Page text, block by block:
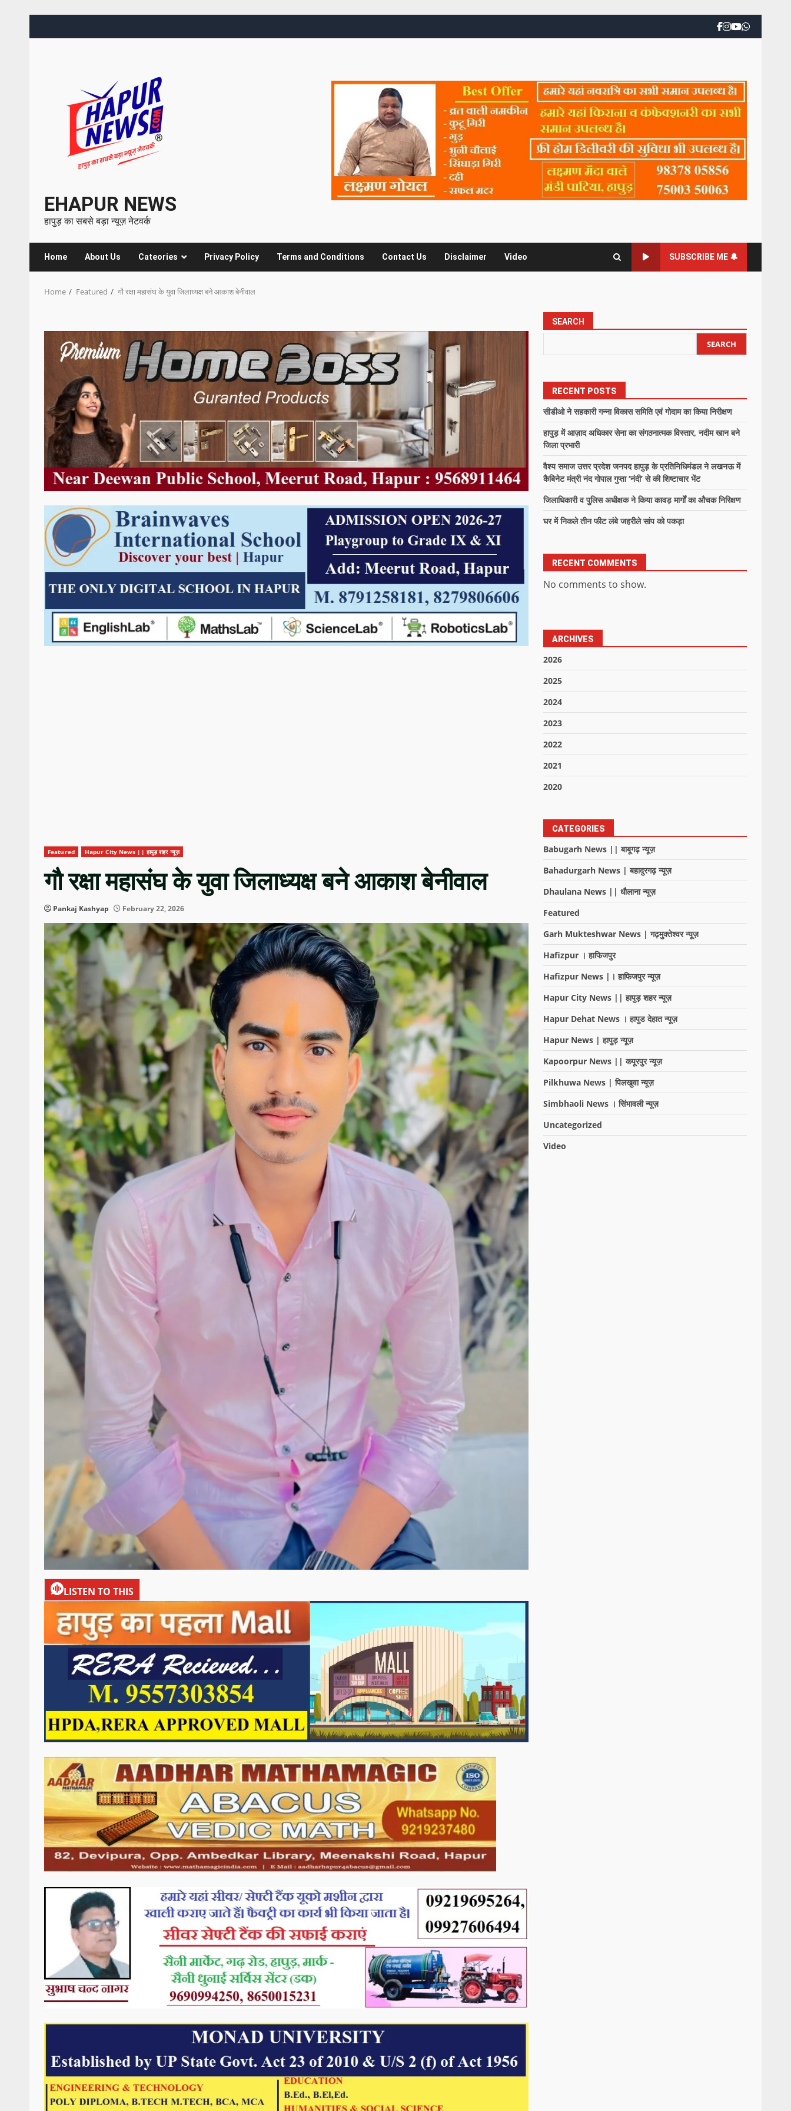
EHAPUR NEWS
हापुड़ का सबसे बड़ा न्यूज़ नेटवर्क
Home About Us Cateories Privacy Policy Terms and Conditions Contact Us Disclaimer Video SUBSCRIBE ME 🔔
Home Featured गौ रक्षा महासंघ के युवा जिलाध्यक्ष बने आकाश बेनीवाल
Featured Hapur City News || हापुड़ शहर न्यूज़
गौ रक्षा महासंघ के युवा जिलाध्यक्ष बने आकाश बेनीवाल
Pankaj Kashyap February 22, 2026
LISTEN TO THIS
SEARCH
SEARCH
RECENT POSTS
सीडीओ ने सहकारी गन्ना विकास समिति एवं गोदाम का किया निरीक्षण
हापुड़ में आज़ाद अधिकार सेना का संगठनात्मक विस्तार, नदीम खान बने
जिला प्रभारी
वैश्य समाज उत्तर प्रदेश जनपद हापुड़ के प्रतिनिधिमंडल ने लखनऊ में
कैबिनेट मंत्री नंद गोपाल गुप्ता ‘नंदी’ से की शिष्टाचार भेंट
जिलाधिकारी व पुलिस अधीक्षक ने किया कावड़ मार्गों का औचक निरिक्षण
घर में निकले तीन फीट लंबे जहरीले सांप को पकड़ा
RECENT COMMENTS
No comments to show.
ARCHIVES
2026
2025
2024
2023
2022
2021
2020
CATEGORIES
Babugarh News || बाबूगढ़ न्यूज़
Bahadurgarh News | बहादुरगढ़ न्यूज़
Dhaulana News || धौलाना न्यूज़
Featured
Garh Mukteshwar News | गढ़मुक्तेश्वर न्यूज़
Hafizpur । हाफिजपुर
Hafizpur News |। हाफिजपुर न्यूज़
Hapur City News || हापुड़ शहर न्यूज़
Hapur Dehat News । हापुड देहात न्यूज़
Hapur News | हापुड़ न्यूज़
Kapoorpur News || कपूरपुर न्यूज़
Pilkhuwa News | पिलखुवा न्यूज़
Simbhaoli News । सिंभावली न्यूज़
Uncategorized
Video